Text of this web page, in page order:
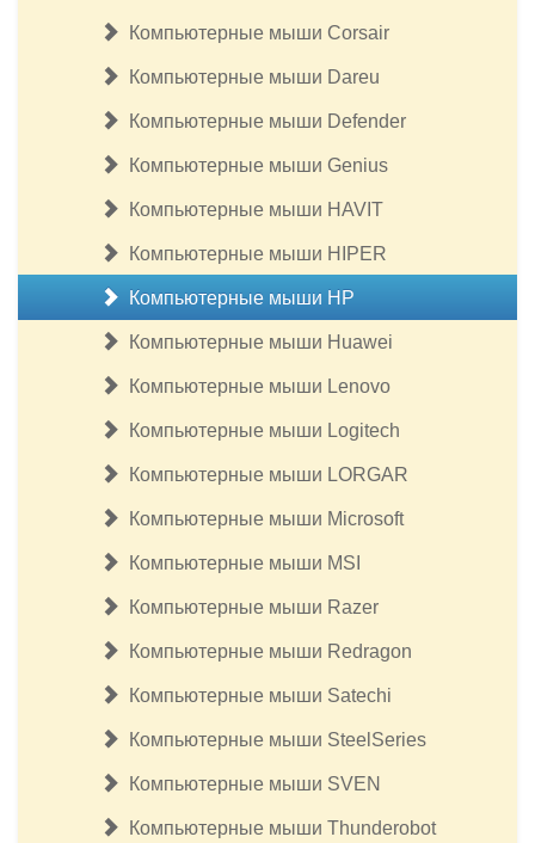
Компьютерные мыши Corsair
Компьютерные мыши Dareu
Компьютерные мыши Defender
Компьютерные мыши Genius
Компьютерные мыши HAVIT
Компьютерные мыши HIPER
Компьютерные мыши HP
Компьютерные мыши Huawei
Компьютерные мыши Lenovo
Компьютерные мыши Logitech
Компьютерные мыши LORGAR
Компьютерные мыши Microsoft
Компьютерные мыши MSI
Компьютерные мыши Razer
Компьютерные мыши Redragon
Компьютерные мыши Satechi
Компьютерные мыши SteelSeries
Компьютерные мыши SVEN
Компьютерные мыши Thunderobot